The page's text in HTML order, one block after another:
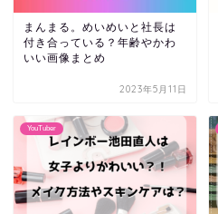
まんまる。めいめいと社長は
付き合っている？年齢やかわ
いい画像まとめ
2023年5月11日
YouTuber